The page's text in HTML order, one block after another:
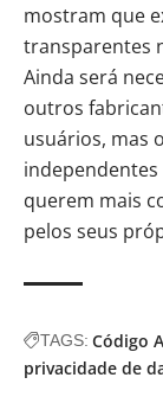
mostram que
transparentes
Ainda será
outros
usuários, mas
querem mais
pelos seus
TAGS: Código
privacidade de